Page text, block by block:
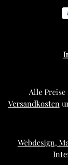
Alle
Versandkosten
Webdesign,